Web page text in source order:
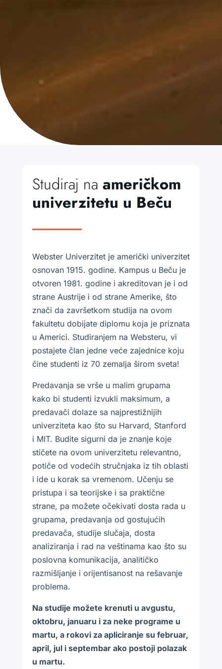
Studiraj na američkom
univerzitetu u Beču
Webster Univerzitet je američki univerzitet
osnovan 1915. godine. Kampus u Beču je
otvoren 1981. godine i akreditovan je i od
strane Austrije i od strane Amerike, što
znači da završetkom studija na ovom
fakultetu dobijate diplomu koja je priznata
u Americi. Studiranjem na Websteru, vi
postajete član jedne veće zajednice koju
čine studenti iz 70 zemalja širom sveta!
Predavanja se vrše u malim grupama
kako bi studenti izvukli maksimum, a
predavači dolaze sa najprestižnijih
univerziteta kao što su Harvard, Stanford
i MIT. Budite sigurni da je znanje koje
stičete na ovom univerzitetu relevantno,
potiče od vodećih stručnjaka iz tih oblasti
i ide u korak sa vremenom. Učenju se
pristupa i sa teorijske i sa praktične
strane, pa možete očekivati dosta rada u
grupama, predavanja od gostujućih
predavača, studije slučaja, dosta
analiziranja i rad na veštinama kao što su
poslovna komunikacija, analitičko
razmišljanje i orijentisanost na rešavanje
problema.
Na studije možete krenuti u avgustu,
oktobru, januaru i za neke programe u
martu, a rokovi za apliciranje su februar,
april, jul i septembar ako postoji polazak
u martu.